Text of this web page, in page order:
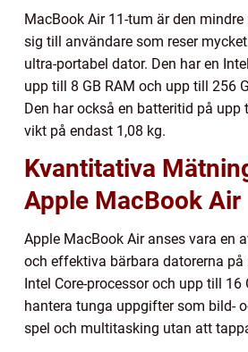
MacBook Air 11-tum är den
sig till användare som reser
ultra-portabel dator. Den har en
upp till 8 GB RAM och upp till 256
Den har också en batteritid på
vikt på endast 1,08 kg.
Kvantitativa
Apple MacBook Air
Apple MacBook Air anses vara en
och effektiva bärbara datorerna på
Intel Core-processor och upp till 16
hantera tunga uppgifter som bild-
spel och multitasking utan att